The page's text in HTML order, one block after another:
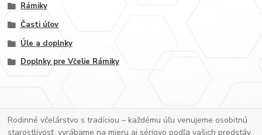
Rámiky
Časti úľov
Úle a doplnky
Doplnky pre Včelie Rámiky
Rodinné včelárstvo s tradíciou – každému úľu venujeme osobitnú
starostlivosť, vyrábame na mieru aj sériovo podľa vašich predstáv.